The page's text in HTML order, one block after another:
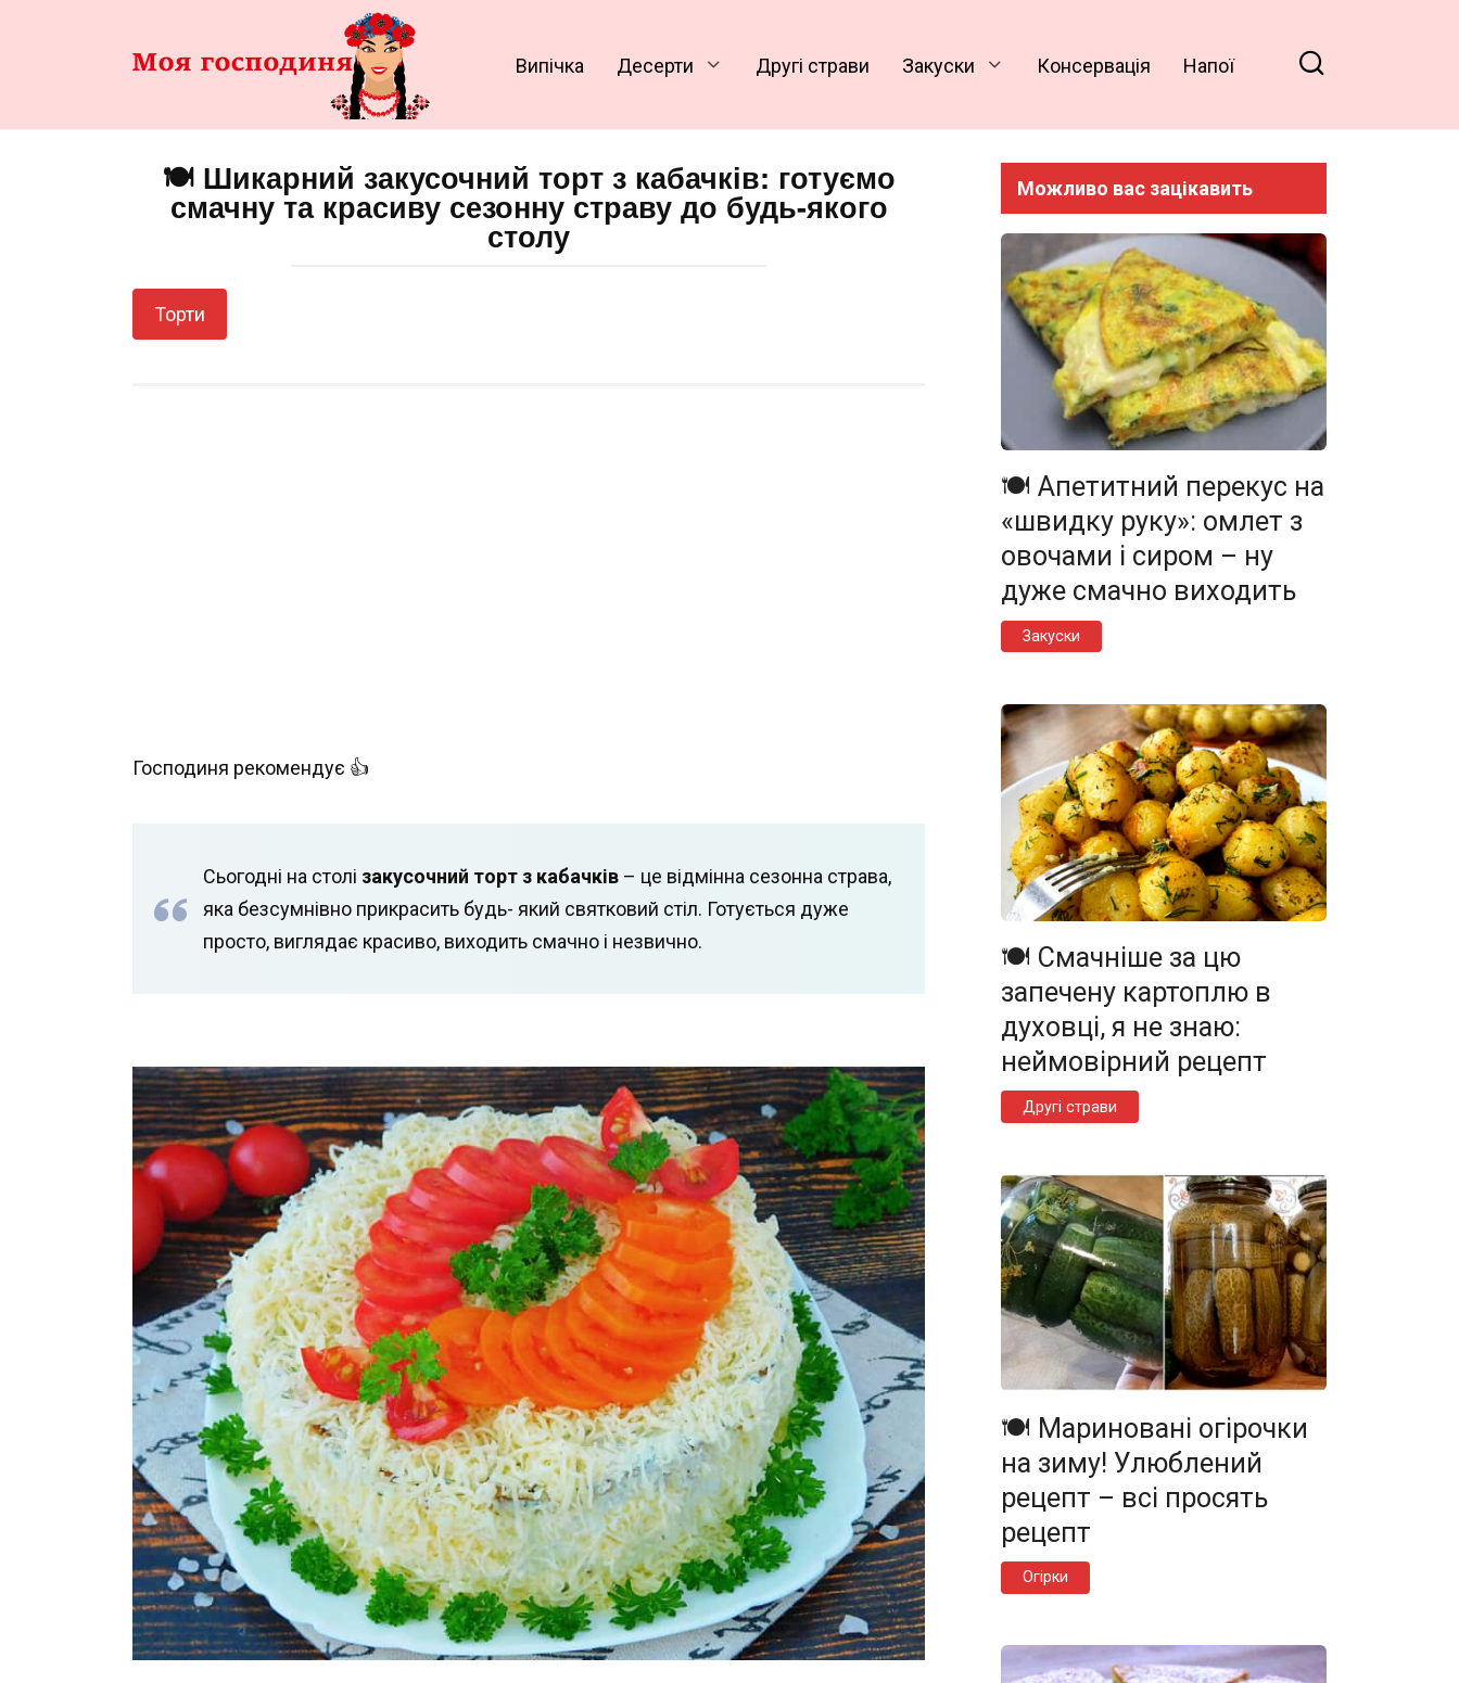
Випічка Десерти Другі страви Закуски Консервація Напої
🍽️ Шикарний закусочний торт з кабачків: готуємо
смачну та красиву сезонну страву до будь-якого
столу
Торти
Господиня рекомендує 👍
Сьогодні на столі закусочний торт з кабачків – це відмінна сезонна страва,
яка безсумнівно прикрасить будь- який святковий стіл. Готується дуже
просто, виглядає красиво, виходить смачно і незвично.
Можливо вас зацікавить
🍽️ Апетитний перекус на
«швидку руку»: омлет з
овочами і сиром – ну
дуже смачно виходить
Закуски
🍽️ Смачніше за цю
запечену картоплю в
духовці, я не знаю:
неймовірний рецепт
Другі страви
🍽️ Мариновані огірочки
на зиму! Улюблений
рецепт – всі просять
рецепт
Огірки